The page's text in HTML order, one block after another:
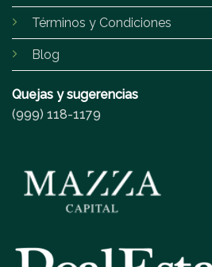
Términos y Condiciones
Blog
Quejas y sugerencias
(999) 118-1179